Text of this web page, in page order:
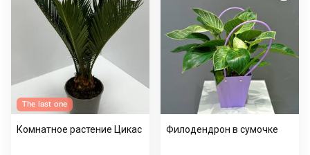
The last one
Комнатное растение Цикас Филодендрон в сумочке